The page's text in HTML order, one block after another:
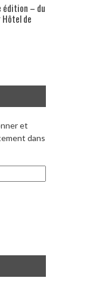
édition – du
Hôtel de
et
dans